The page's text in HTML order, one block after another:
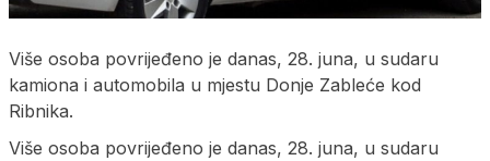
Više osoba povrijeđeno je danas, 28. juna, u sudaru
kamiona i automobila u mjestu Donje Zableće kod
Ribnika.
Više osoba povrijeđeno je danas, 28. juna, u sudaru